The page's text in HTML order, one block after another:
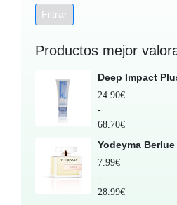
Filtrar
Productos mejor
Deep Impact
24.90€
-
68.70€
Yodeyma Berlue
7.99€
-
28.99€